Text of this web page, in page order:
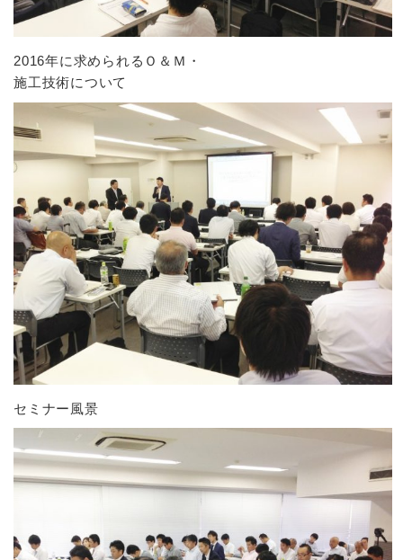
2016年に求められるＯ＆Ｍ・
施工技術について
セミナー風景